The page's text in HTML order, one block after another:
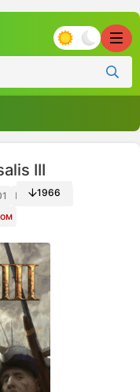
III
Папка игры
1966